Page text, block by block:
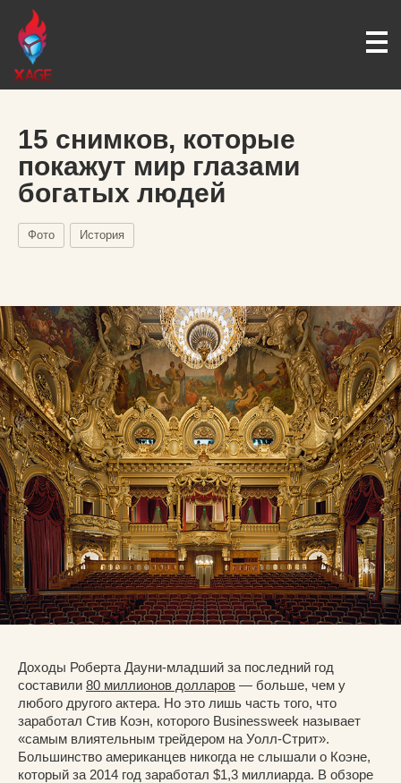
15 снимков, которые
покажут мир глазами
богатых людей
Фото История
Доходы Роберта Дауни-младший за последний год
составили 80 миллионов долларов — больше, чем у
любого другого актера. Но это лишь часть того, что
заработал Стив Коэн, которого Businessweek называет
«самым влиятельным трейдером на Уолл-Стрит».
Большинство американцев никогда не слышали о Коэне,
который за 2014 год заработал $1,3 миллиарда. В обзоре